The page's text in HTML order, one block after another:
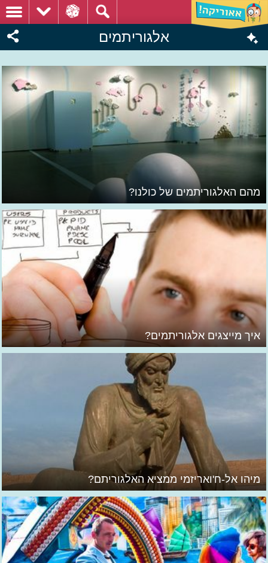
אלגוריתמים
מהם האלגוריתמים של כולנו?
איך מייצגים אלגוריתמים?
מיהו אל-ח'ואריזמי ממציא האלגוריתם?